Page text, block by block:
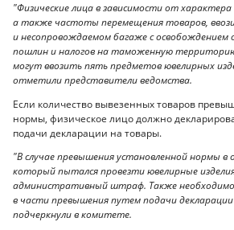
"Физические лица в зависимости от
а также частоты перемещения товаров,
и несопровождаемом багаже с
пошлин и налогов на таможенную
могут ввозить пять предметов ювелирных
отметили представители ведомства.
Если количество вывезенных товаров
нормы, физическое лицо должно
подачи декларации на товары.
"В случае превышения установленной нормы в
который пытался провезти ювелирные
административный штраф. Также необходимо
в части превышения путем подачи
подчеркнули в комитете.